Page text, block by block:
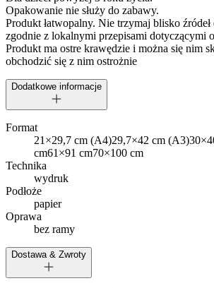
Opakowanie nie służy do zabawy.
Produkt łatwopalny. Nie trzymaj blisko
zgodnie z lokalnymi przepisami dotyczącymi
Produkt ma ostre krawędzie i można się nim
obchodzić się z nim ostrożnie
Dodatkowe informacje
Format
21×29,7 cm (A4)29,7×42 cm (A3)
cm61×91 cm70×100 cm
Technika
wydruk
Podłoże
papier
Oprawa
bez ramy
Dostawa & Zwroty